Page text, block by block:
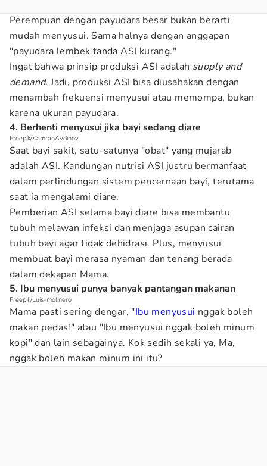
Perempuan dengan payudara besar bukan berarti
mudah menyusui. Sama halnya dengan anggapan
"payudara lembek tanda ASI kurang."
Ingat bahwa prinsip produksi ASI adalah supply and
demand.Jadi, produksi ASI bisa diusahakan dengan
menambah frekuensi menyusui atau memompa, bukan
karena ukuran payudara.
4. Berhenti menyusui jika bayi sedang diare
Freepik/KamranAydinov
Saat bayi sakit, satu-satunya "obat" yang mujarab
adalah ASI. Kandungan nutrisi ASI justru bermanfaat
dalam perlindungan sistem pencernaan bayi, terutama
saat ia mengalami diare.
Pemberian ASI selama bayi diare bisa membantu
tubuh melawan infeksi dan menjaga asupan cairan
tubuh bayi agar tidak dehidrasi. Plus, menyusui
membuat bayi merasa nyaman dan tenang berada
dalam dekapan Mama.
5. Ibu menyusui punya banyak pantangan makanan
Freepik/Luis-molinero
Mama pasti sering dengar, "Ibu menyusui nggak boleh
makan pedas!" atau "Ibu menyusui nggak boleh minum
kopi" dan lain sebagainya. Kok sedih sekali ya, Ma,
nggak boleh makan minum ini itu?